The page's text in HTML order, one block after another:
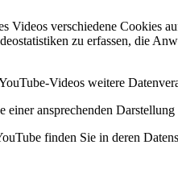
Videos verschiedene Cookies
zu erfassen, die
Videos weitere
ansprechenden
finden Sie in deren